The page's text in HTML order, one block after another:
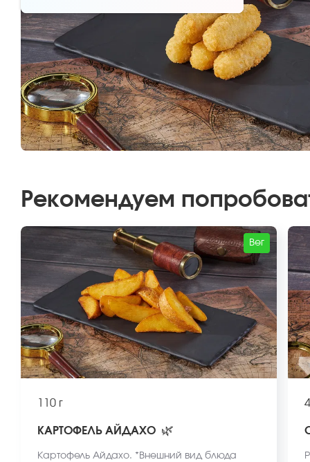
Рекомендуем
Вег
110 г
КАРТОФЕЛЬ АЙДАХО 🌿
Картофель Айдахо. *Внешний вид блюда